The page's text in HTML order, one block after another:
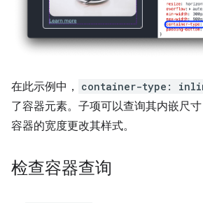
在此示例中， container-type:
了容器元素。子项可以查询其内嵌尺
容器的宽度更改其样式。
检查容器查询